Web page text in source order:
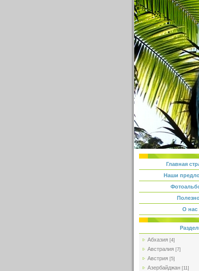
Главная
Наши
О нас
Абхазия [4]
Австралия [7]
Австрия [5]
Азербайджан [11]